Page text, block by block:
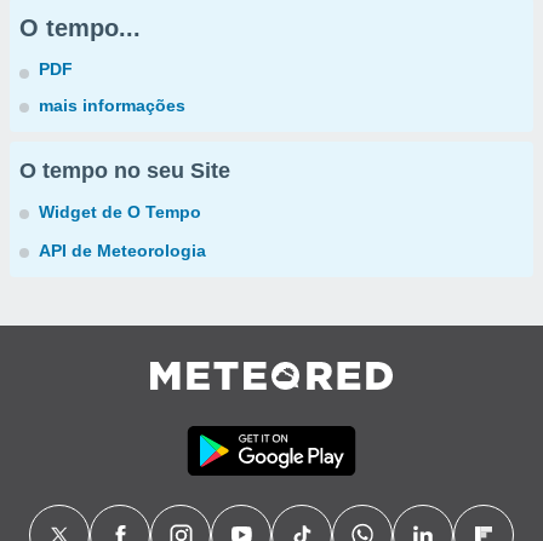
O tempo...
PDF
mais informações
O tempo no seu Site
Widget de O Tempo
API de Meteorologia